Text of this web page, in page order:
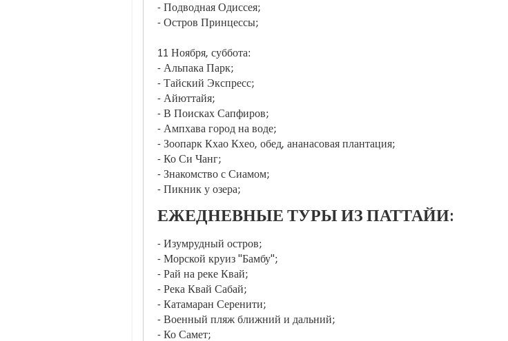
- Подводная Одиссея;
- Остров Принцессы;
11 Ноября, суббота:
- Альпака Парк;
- Тайский Экспресс;
- Айюттайя;
- В Поисках Сапфиров;
- Ампхава город на воде;
- Зоопарк Кхао Кхео, обед, ананасовая плантация;
- Ко Си Чанг;
- Знакомство с Сиамом;
- Пикник у озера;
ЕЖЕДНЕВНЫЕ ТУРЫ ИЗ ПАТТАЙИ:
- Изумрудный остров;
- Морской круиз "Бамбу";
- Рай на реке Квай;
- Река Квай Сабай;
- Катамаран Серенити;
- Военный пляж ближний и дальний;
- Ко Самет;